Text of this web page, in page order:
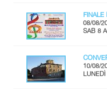
FINALE
08/08/
SAB 8
10/08/